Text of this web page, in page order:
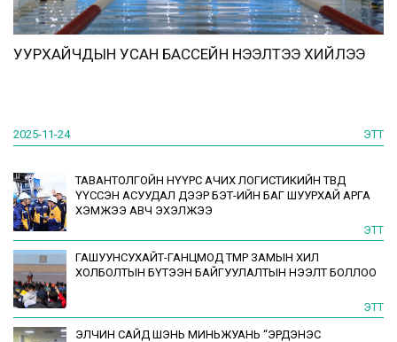
УУРХАЙЧДЫН УСАН БАССЕЙН НЭЭЛТЭЭ ХИЙЛЭЭ
2025-11-24 ЭТТ
ТАВАНТОЛГОЙН НҮҮРС АЧИХ ЛОГИСТИКИЙН ТӨВД
ҮҮССЭН АСУУДАЛ ДЭЭР БЭТ-ИЙН БАГ ШУУРХАЙ АРГА
ХЭМЖЭЭ АВЧ ЭХЭЛЖЭЭ
ЭТТ
ГАШУУНСУХАЙТ-ГАНЦМОД ТӨМӨР ЗАМЫН ХИЛ
ХОЛБОЛТЫН БҮТЭЭН БАЙГУУЛАЛТЫН НЭЭЛТ БОЛЛОО
ЭТТ
ЭЛЧИН САЙД ШЭНЬ МИНЬЖУАНЬ “ЭРДЭНЭС